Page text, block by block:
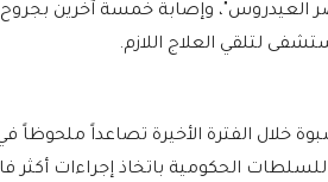
العيدروس"، وإصابة خمسة آخرين
لتلقي العلاج اللازم.
الفترة الأخيرة تصاعداً ملحوظاً في
للسلطات الحكومية باتخاذ إجراءات أكثر